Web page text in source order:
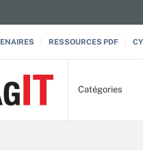
RESSOURCES PDF
Catégories